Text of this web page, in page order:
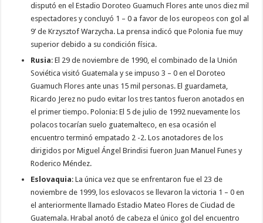
disputó en el Estadio Doroteo Guamuch Flores ante unos diez mil
espectadores y concluyó 1 – 0 a favor de los europeos con gol al
9’ de Krzysztof Warzycha. La prensa indicó que Polonia fue muy
superior debido a su condición física.
Rusia: El 29 de noviembre de 1990, el combinado de la Unión
Soviética visitó Guatemala y se impuso 3 – 0 en el Doroteo
Guamuch Flores ante unas 15 mil personas. El guardameta,
Ricardo Jerez no pudo evitar los tres tantos fueron anotados en
el primer tiempo. Polonia: El 5 de julio de 1992 nuevamente los
polacos tocarían suelo guatemalteco, en esa ocasión el
encuentro terminó empatado 2 -2. Los anotadores de los
dirigidos por Miguel Ángel Brindisi fueron Juan Manuel Funes y
Roderico Méndez.
Eslovaquia: La única vez que se enfrentaron fue el 23 de
noviembre de 1999, los eslovacos se llevaron la victoria 1 – 0 en
el anteriormente llamado Estadio Mateo Flores de Ciudad de
Guatemala. Hrabal anotó de cabeza el único gol del encuentro